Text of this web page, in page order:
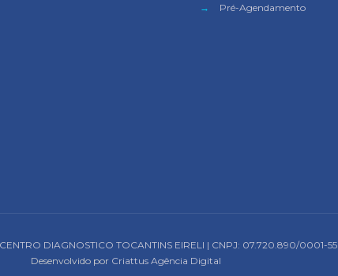
→ Pré-Agendamento
DIAGNOSTICO TOCANTINS EIRELI | CNPJ: 07.720.890/0001-55
Desenvolvido por Criattus Agência Digital